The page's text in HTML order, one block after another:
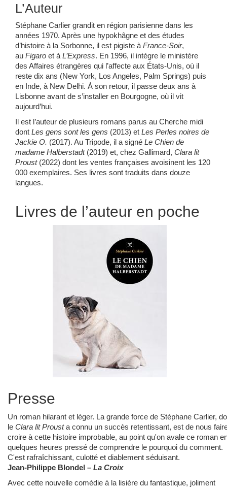
L’Auteur
Stéphane Carlier grandit en région parisienne dans les
années 1970. Après une hypokhâgne et des études
d’histoire à la Sorbonne, il est pigiste à France-Soir,
au Figaro et à L’Express. En 1996, il intègre le ministère
des Affaires étrangères qui l’affecte aux États-Unis, où il
reste dix ans (New York, Los Angeles, Palm Springs) puis
en Inde, à New Delhi. À son retour, il passe deux ans à
Lisbonne avant de s’installer en Bourgogne, où il vit
aujourd’hui.
Il est l’auteur de plusieurs romans parus au Cherche midi
dont Les gens sont les gens (2013) et Les Perles noires de
Jackie O. (2017). Au Tripode, il a signé Le Chien de
madame Halberstadt (2019) et, chez Gallimard, Clara lit
Proust (2022) dont les ventes françaises avoisinent les 120
000 exemplaires. Ses livres sont traduits dans douze
langues.
Livres de l’auteur en poche
Presse
Un roman hilarant et léger. La grande force de Stéphane Carlier,
le Clara lit Prousta connu un succès retentissant, est de nous
croire à cette histoire improbable, au point qu'on avale ce roman
quelques heures pressé de comprendre le pourquoi du comment.
C'est rafraîchissant, culotté et diablement séduisant.
Jean-Philippe Blondel – La Croix
Avec cette nouvelle comédie à la lisière du fantastique, joliment